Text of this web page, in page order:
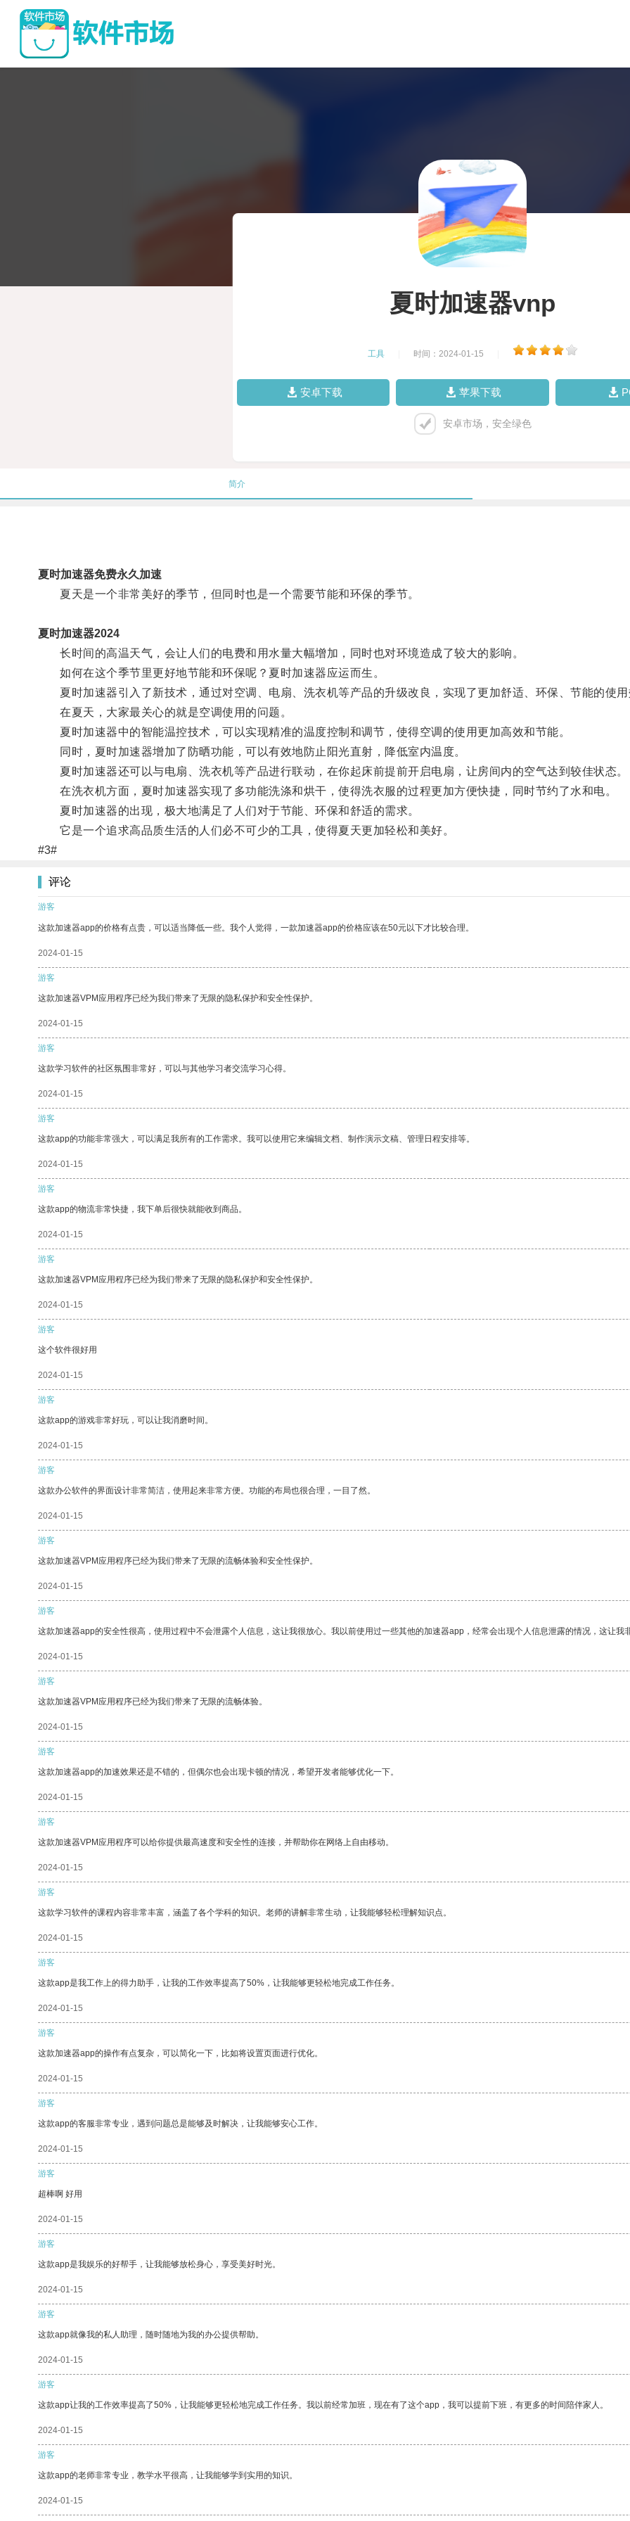
夏时加速器vnp
工具 时间：2024-01-15
安卓下载 苹果下载
安卓市场，安全绿色
简介
夏时加速器免费永久加速
夏天是一个非常美好的季节，但同时也是一个需要节能和环保的季节。
夏时加速器2024
长时间的高温天气，会让人们的电费和用水量大幅增加，同时也对环境造成了较大的影响。
如何在这个季节里更好地节能和环保呢？夏时加速器应运而生。
夏时加速器引入了新技术，通过对空调、电扇、洗衣机等产品的升级改良，实现了更加舒适、环保、节能的使
在夏天，大家最关心的就是空调使用的问题。
夏时加速器中的智能温控技术，可以实现精准的温度控制和调节，使得空调的使用更加高效和节能。
同时，夏时加速器增加了防晒功能，可以有效地防止阳光直射，降低室内温度。
夏时加速器还可以与电扇、洗衣机等产品进行联动，在你起床前提前开启电扇，让房间内的空气达到较佳状态。
在洗衣机方面，夏时加速器实现了多功能洗涤和烘干，使得洗衣服的过程更加方便快捷，同时节约了水和电。
夏时加速器的出现，极大地满足了人们对于节能、环保和舒适的需求。
它是一个追求高品质生活的人们必不可少的工具，使得夏天更加轻松和美好。
#3#
评论
游客
这款加速器app的价格有点贵，可以适当降低一些。我个人觉得，一款加速器app的价格应该在50元以下才比较合理。
2024-01-15
游客
这款加速器VPM应用程序已经为我们带来了无限的隐私保护和安全性保护。
2024-01-15
游客
这款学习软件的社区氛围非常好，可以与其他学习者交流学习心得。
2024-01-15
游客
这款app的功能非常强大，可以满足我所有的工作需求。我可以使用它来编辑文档、制作演示文稿、管理日程安排等。
2024-01-15
游客
这款app的物流非常快捷，我下单后很快就能收到商品。
2024-01-15
游客
这款加速器VPM应用程序已经为我们带来了无限的隐私保护和安全性保护。
2024-01-15
游客
这个软件很好用
2024-01-15
游客
这款app的游戏非常好玩，可以让我消磨时间。
2024-01-15
游客
这款办公软件的界面设计非常简洁，使用起来非常方便。功能的布局也很合理，一目了然。
2024-01-15
游客
这款加速器VPM应用程序已经为我们带来了无限的流畅体验和安全性保护。
2024-01-15
游客
这款加速器app的安全性很高，使用过程中不会泄露个人信息，这让我很放心。我以前使用过一些其他的加速器app，经常会出现个人信息泄露的情况，这让我
2024-01-15
游客
这款加速器VPM应用程序已经为我们带来了无限的流畅体验。
2024-01-15
游客
这款加速器app的加速效果还是不错的，但偶尔也会出现卡顿的情况，希望开发者能够优化一下。
2024-01-15
游客
这款加速器VPM应用程序可以给你提供最高速度和安全性的连接，并帮助你在网络上自由移动。
2024-01-15
游客
这款学习软件的课程内容非常丰富，涵盖了各个学科的知识。老师的讲解非常生动，让我能够轻松理解知识点。
2024-01-15
游客
这款app是我工作上的得力助手，让我的工作效率提高了50%，让我能够更轻松地完成工作任务。
2024-01-15
游客
这款加速器app的操作有点复杂，可以简化一下，比如将设置页面进行优化。
2024-01-15
游客
这款app的客服非常专业，遇到问题总是能够及时解决，让我能够安心工作。
2024-01-15
游客
超棒啊 好用
2024-01-15
游客
这款app是我娱乐的好帮手，让我能够放松身心，享受美好时光。
2024-01-15
游客
这款app就像我的私人助理，随时随地为我的办公提供帮助。
2024-01-15
游客
这款app让我的工作效率提高了50%，让我能够更轻松地完成工作任务。我以前经常加班，现在有了这个app，我可以提前下班，有更多的时间陪伴家人。
2024-01-15
游客
这款app的老师非常专业，教学水平很高，让我能够学到实用的知识。
2024-01-15